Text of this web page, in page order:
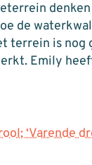
de
terrein is
Emily
‘Varende